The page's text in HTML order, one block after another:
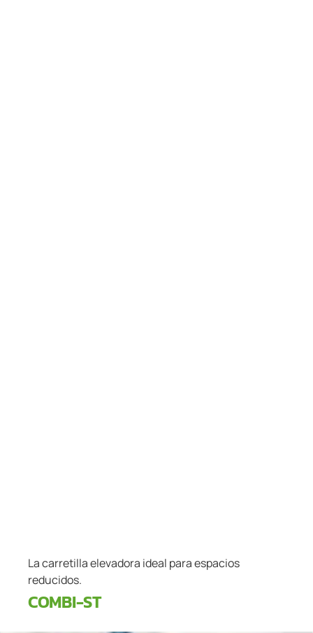
La carretilla elevadora ideal para espacios
reducidos.
COMBI-ST